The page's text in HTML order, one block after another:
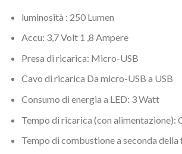
luminosità : 250 Lumen
Accu: 3,7 Volt 1 ,8 Ampere
Presa di ricarica: Micro-USB
Cavo di ricarica Da micro-USB a USB
Consumo di energia a LED: 3 Watt
Tempo di ricarica (con alimentazione):
Tempo di combustione a seconda della